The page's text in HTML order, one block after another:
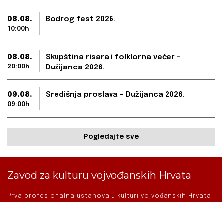
08.08.
10:00h
Bodrog fest 2026.
08.08.
20:00h
Skupština risara i folklorna večer –
Dužijanca 2026.
09.08.
09:00h
Središnja proslava – Dužijanca 2026.
Pogledajte sve
Zavod za kulturu vojvođanskih Hrvata
Prva profesionalna ustanova u kulturi vojvođanskih Hrvata